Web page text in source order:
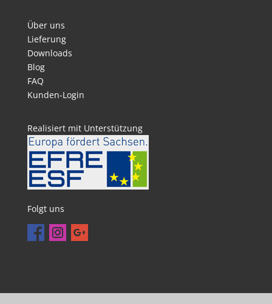
Über uns
Lieferung
Downloads
Blog
FAQ
Kunden-Login
Realisiert mit Unterstützung
Folgt uns